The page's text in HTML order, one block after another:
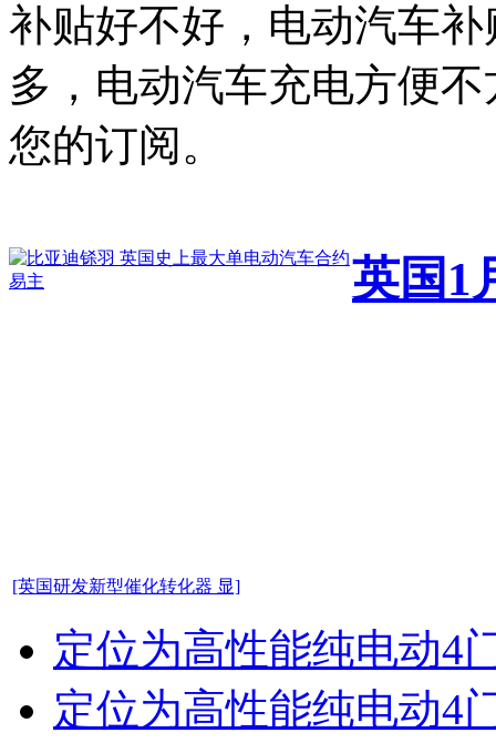
补贴好不好，电动汽车
多，电动汽车充电方便
您的订阅。
英国1
[英国研发新型催化转化器 显]
定位为高性能纯电动4
定位为高性能纯电动4